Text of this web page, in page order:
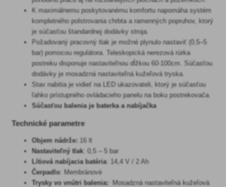
K maximálnemu poskytovanému komfortu napomáha systém
kompletného polstrovania chrbta a ramenných popruhov, ktorý
je súčasťou štandardnej dodávky stroja.
Požadovaný pracovný tlak je možné plynulo nastaviť (0,5–5
bar) pomocou regulátora. Teleskopická nerezová rúrka
postreku disponuje nastaviteľnou dĺžkou 60-100cm. Súčasťou
dodávky je mosadzná nastaviteľná kužeľová tryska.
Stav nabitia je vidieť na LED ukazovateli, ktorý je súčasťou
ľahko prístupného ovládacieho panelu na boku postrekovača.
Súčasťou balenia je baterka a nabíjačka
Technické parametre
Objem nádrže: 16 lt
Nastaviteľný tlak: 0,5 – 5 bar
Lítiová nabíjacia batéria: 14,4 V / 2 Ah
Čerpadlo : Membránové
Trysky vo vnútri balenia:
Mosadzná nastaviteľná kužeľová